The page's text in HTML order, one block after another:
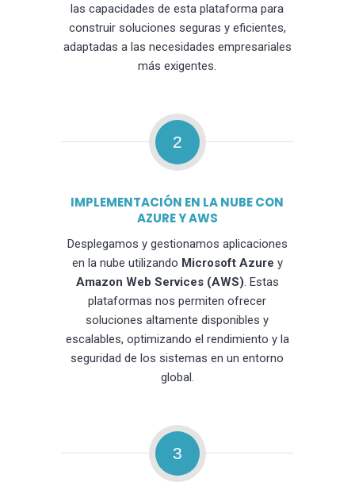
las capacidades de esta plataforma para
construir soluciones seguras y eficientes,
adaptadas a las necesidades empresariales
más exigentes.
2
IMPLEMENTACIÓN EN LA NUBE CON
AZURE Y AWS
Desplegamos y gestionamos aplicaciones
en la nube utilizando Microsoft Azure y
Amazon Web Services (AWS). Estas
plataformas nos permiten ofrecer
soluciones altamente disponibles y
escalables, optimizando el rendimiento y la
seguridad de los sistemas en un entorno
global.
3